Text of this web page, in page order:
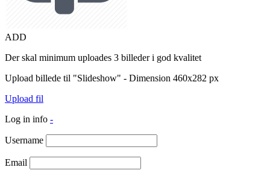
ADD
Der skal minimum uploades 3 billeder i god kvalitet
Upload billede til "Slideshow" - Dimension 460x282 px
Upload fil
Log in info -
Username
Email